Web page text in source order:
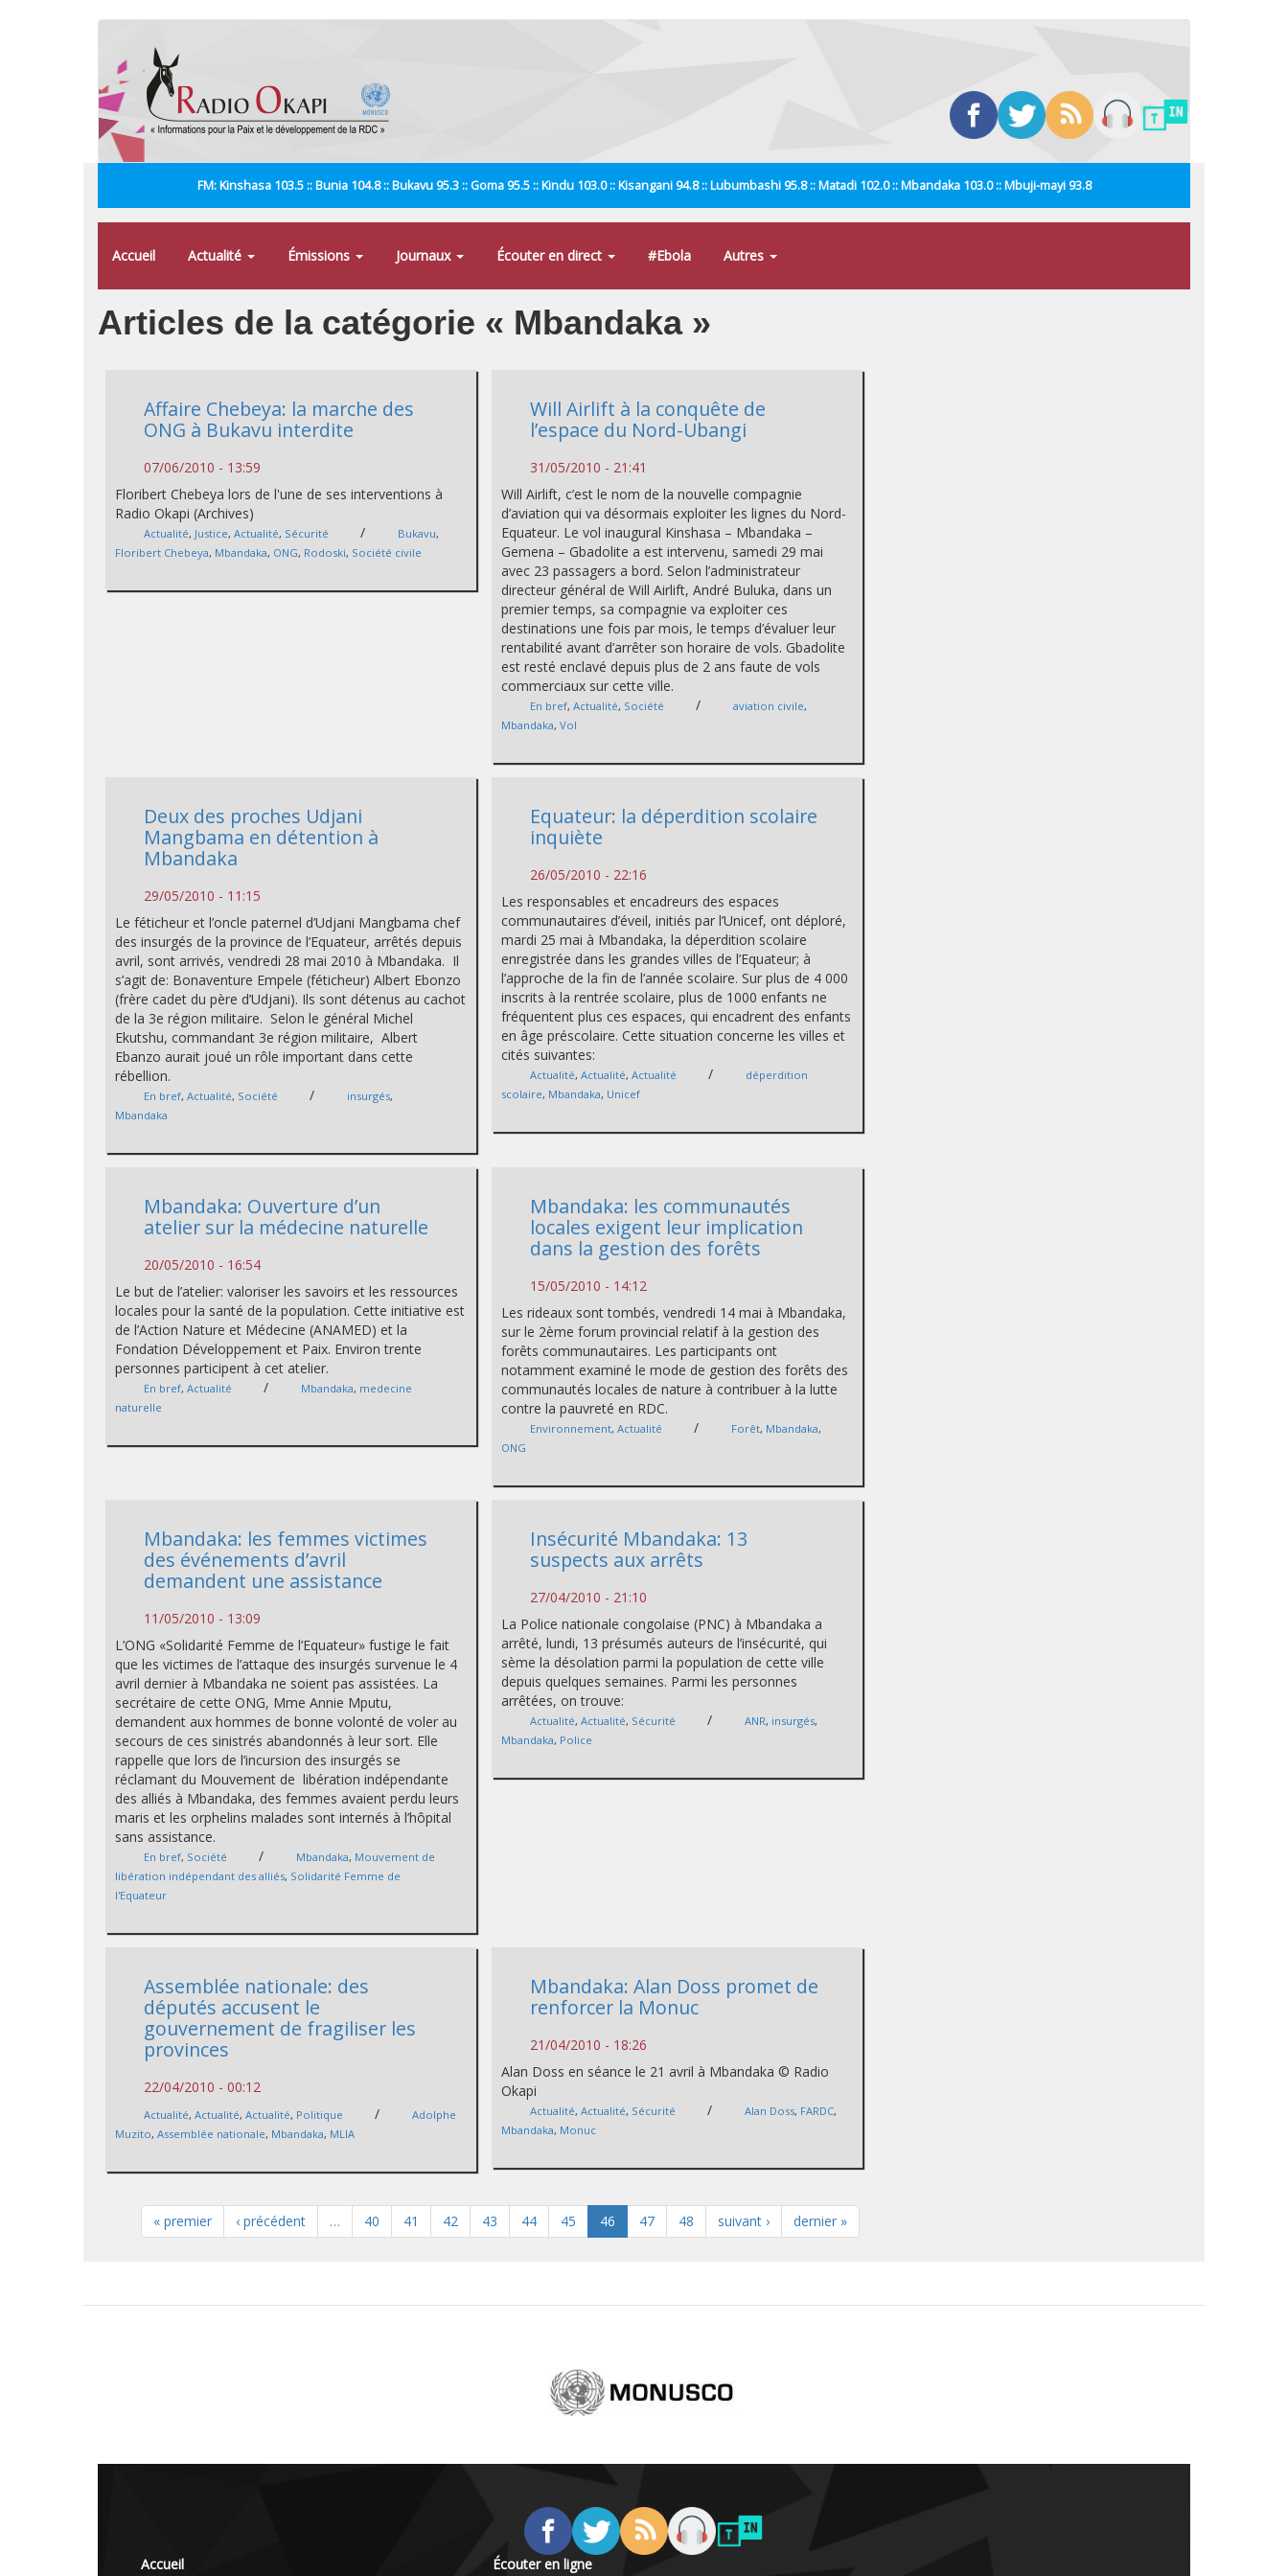
FM: Kinshasa 103.5 :: Bunia 104.8 :: Bukavu 95.3 :: Goma 95.5 :: Kindu 103.0 :: Kisangani 94.8 :: Lubumbashi 95.8 :: Matadi 102.0 :: Mbandaka 103.0 :: Mbuji-mayi 93.8
Accueil Actualité Émissions Journaux Écouter en direct #Ebola Autres
Articles de la catégorie « Mbandaka »
Affaire Chebeya: la marche des
ONG à Bukavu interdite
07/06/2010 - 13:59
Floribert Chebeya lors de l'une de ses interventions à
Radio Okapi (Archives)
Actualité, Justice,Actualité, Sécurité / Bukavu,
Floribert Chebeya, Mbandaka, ONG, Rodoski, Société civile
Will Airlift à la conquête de
l’espace du Nord-Ubangi
31/05/2010 - 21:41
Will Airlift, c’est le nom de la nouvelle compagnie
d’aviation qui va désormais exploiter les lignes du Nord-
Equateur. Le vol inaugural Kinshasa – Mbandaka –
Gemena – Gbadolite a est intervenu, samedi 29 mai
avec 23 passagers a bord. Selon l’administrateur
directeur général de Will Airlift, André Buluka, dans un
premier temps, sa compagnie va exploiter ces
destinations une fois par mois, le temps d’évaluer leur
rentabilité avant d’arrêter son horaire de vols. Gbadolite
est resté enclavé depuis plus de 2 ans faute de vols
commerciaux sur cette ville.
En bref,Actualité, Société / aviation civile,
Mbandaka,Vol
Deux des proches Udjani
Mangbama en détention à
Mbandaka
29/05/2010 - 11:15
Le féticheur et l’oncle paternel d’Udjani Mangbama chef
des insurgés de la province de l’Equateur, arrêtés depuis
avril, sont arrivés, vendredi 28 mai 2010 à Mbandaka. Il
s’agit de: Bonaventure Empele (féticheur) Albert Ebonzo
(frère cadet du père d’Udjani). Ils sont détenus au cachot
de la 3e région militaire. Selon le général Michel
Ekutshu, commandant 3e région militaire, Albert
Ebanzo aurait joué un rôle important dans cette
rébellion.
En bref,Actualité, Société / insurgés,
Mbandaka
Equateur: la déperdition scolaire
inquiète
26/05/2010 - 22:16
Les responsables et encadreurs des espaces
communautaires d’éveil, initiés par l’Unicef, ont déploré,
mardi 25 mai à Mbandaka, la déperdition scolaire
enregistrée dans les grandes villes de l’Equateur; à
l’approche de la fin de l’année scolaire. Sur plus de 4 000
inscrits à la rentrée scolaire, plus de 1000 enfants ne
fréquentent plus ces espaces, qui encadrent des enfants
en âge préscolaire. Cette situation concerne les villes et
cités suivantes:
Actualité,Actualité,Actualité /
déperdition
scolaire, Mbandaka, Unicef
Mbandaka: Ouverture d’un
atelier sur la médecine naturelle
20/05/2010 - 16:54
Le but de l’atelier: valoriser les savoirs et les ressources
locales pour la santé de la population. Cette initiative est
de l’Action Nature et Médecine (ANAMED) et la
Fondation Développement et Paix. Environ trente
personnes participent à cet atelier.
En bref,Actualité / Mbandaka, medecine
naturelle
Mbandaka: les communautés
locales exigent leur implication
dans la gestion des forêts
15/05/2010 - 14:12
Les rideaux sont tombés, vendredi 14 mai à Mbandaka,
sur le 2ème forum provincial relatif à la gestion des
forêts communautaires. Les participants ont
notamment examiné le mode de gestion des forêts des
communautés locales de nature à contribuer à la lutte
contre la pauvreté en RDC.
Environnement,Actualité / Forêt, Mbandaka,
ONG
Mbandaka: les femmes victimes
des événements d’avril
demandent une assistance
11/05/2010 - 13:09
L’ONG «Solidarité Femme de l’Equateur» fustige le fait
que les victimes de l’attaque des insurgés survenue le 4
avril dernier à Mbandaka ne soient pas assistées. La
secrétaire de cette ONG, Mme Annie Mputu,
demandent aux hommes de bonne volonté de voler au
secours de ces sinistrés abandonnés à leur sort. Elle
rappelle que lors de l’incursion des insurgés se
réclamant du Mouvement de libération indépendante
des alliés à Mbandaka, des femmes avaient perdu leurs
maris et les orphelins malades sont internés à l’hôpital
sans assistance.
En bref, Société / Mbandaka, Mouvement de
libération indépendant des alliés, Solidarité Femme de
l'Equateur
Insécurité Mbandaka: 13
suspects aux arrêts
27/04/2010 - 21:10
La Police nationale congolaise (PNC) à Mbandaka a
arrêté, lundi, 13 présumés auteurs de l’insécurité, qui
sème la désolation parmi la population de cette ville
depuis quelques semaines. Parmi les personnes
arrêtées, on trouve:
Actualité,Actualité, Sécurité / ANR, insurgés,
Mbandaka, Police
Assemblée nationale: des
députés accusent le
gouvernement de fragiliser les
provinces
22/04/2010 - 00:12
Actualité,Actualité,Actualité, Politique /
Adolphe
Muzito,Assemblée nationale, Mbandaka, MLIA
Mbandaka: Alan Doss promet de
renforcer la Monuc
21/04/2010 - 18:26
Alan Doss en séance le 21 avril à Mbandaka © Radio
Okapi
Actualité,Actualité, Sécurité / Alan Doss, FARDC,
Mbandaka, Monuc
« premier ‹ précédent … 40 41 42 43 44 45 46 47 48 suivant › dernier »
Accueil Écouter en ligne